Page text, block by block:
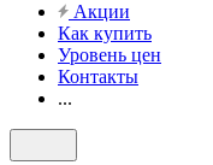
Акции
Как купить
Уровень цен
Контакты
...